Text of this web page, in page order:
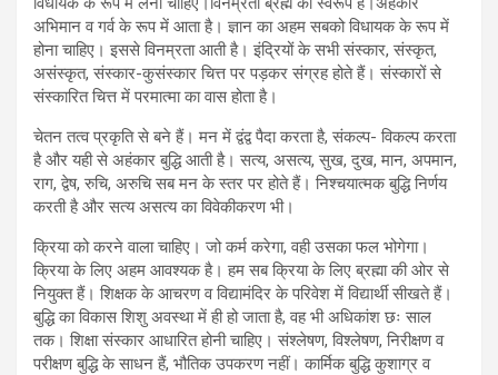
अभिमान व गर्व के रूप में आता है। ज्ञान का अहम सबको विधायक के रूप में
होना चाहिए। इससे विनम्रता आती है। इंद्रियों के सभी संस्कार, संस्कृत,
असंस्कृत, संस्कार-कुसंस्कार चित्त पर पड़कर संग्रह होते हैं। संस्कारों से
संस्कारित चित्त में परमात्मा का वास होता है।
चेतन तत्व प्रकृति से बने हैं। मन में द्वंद्व पैदा करता है, संकल्प- विकल्प करता
है और यही से अहंकार बुद्धि आती है। सत्य, असत्य, सुख, दुख, मान, अपमान,
राग, द्वेष, रुचि, अरुचि सब मन के स्तर पर होते हैं। निश्चयात्मक बुद्धि निर्णय
करती है और सत्य असत्य का विवेकीकरण भी।
क्रिया को करने वाला चाहिए। जो कर्म करेगा, वही उसका फल भोगेगा।
क्रिया के लिए अहम आवश्यक है। हम सब क्रिया के लिए ब्रह्मा की ओर से
नियुक्त हैं। शिक्षक के आचरण व विद्यामंदिर के परिवेश में विद्यार्थी सीखते हैं।
बुद्धि का विकास शिशु अवस्था में ही हो जाता है, वह भी अधिकांश छः साल
तक। शिक्षा संस्कार आधारित होनी चाहिए। संश्लेषण, विश्लेषण, निरीक्षण व
परीक्षण बुद्धि के साधन हैं, भौतिक उपकरण नहीं। कार्मिक बुद्धि कुशाग्र व